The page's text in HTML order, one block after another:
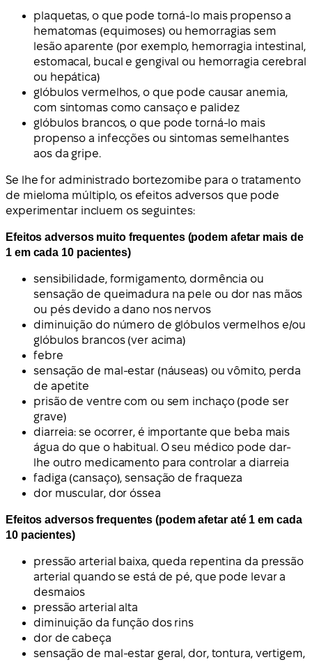
plaquetas, o que pode torná-lo mais propenso a
hematomas (equimoses) ou hemorragias sem
lesão aparente (por exemplo, hemorragia intestinal,
estomacal, bucal e gengival ou hemorragia cerebral
ou hepática)
glóbulos vermelhos, o que pode causar anemia,
com sintomas como cansaço e palidez
glóbulos brancos, o que pode torná-lo mais
propenso a infecções ou sintomas semelhantes
aos da gripe.
Se lhe for administrado bortezomibe para o tratamento
de mieloma múltiplo, os efeitos adversos que pode
experimentar incluem os seguintes:
Efeitos adversos muito frequentes (podem afetar mais de
1 em cada 10 pacientes)
sensibilidade, formigamento, dormência ou
sensação de queimadura na pele ou dor nas mãos
ou pés devido a dano nos nervos
diminuição do número de glóbulos vermelhos e/ou
glóbulos brancos (ver acima)
febre
sensação de mal-estar (náuseas) ou vômito, perda
de apetite
prisão de ventre com ou sem inchaço (pode ser
grave)
diarreia: se ocorrer, é importante que beba mais
água do que o habitual. O seu médico pode dar-
lhe outro medicamento para controlar a diarreia
fadiga (cansaço), sensação de fraqueza
dor muscular, dor óssea
Efeitos adversos frequentes (podem afetar até 1 em cada
10 pacientes)
pressão arterial baixa, queda repentina da pressão
arterial quando se está de pé, que pode levar a
desmaios
pressão arterial alta
diminuição da função dos rins
dor de cabeça
sensação de mal-estar geral, dor, tontura, vertigem,